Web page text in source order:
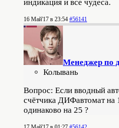
индикация и все чудеса.
16 Май'17 в 23:54 #56141
Менеджер по
Колывань
Вопрос: Если вводный
счётчика ДИФавтомат
одинаково на 25 ?